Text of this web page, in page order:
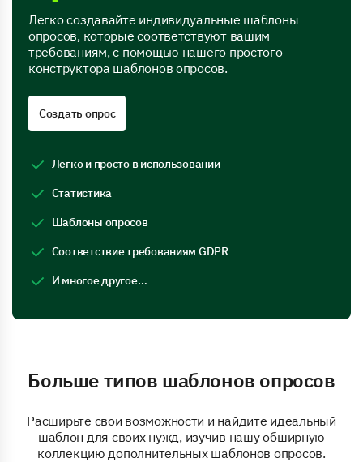
Легко создавайте индивидуальные шаблоны
опросов, которые соответствуют вашим
требованиям, с помощью нашего простого
конструктора шаблонов опросов.
Создать опрос
Легко и просто в использовании
Статистика
Шаблоны опросов
Соответствие требованиям GDPR
И многое другое…
Больше типов шаблонов опросов
Расширьте свои возможности и найдите идеальный
шаблон для своих нужд, изучив нашу обширную
коллекцию дополнительных шаблонов опросов.